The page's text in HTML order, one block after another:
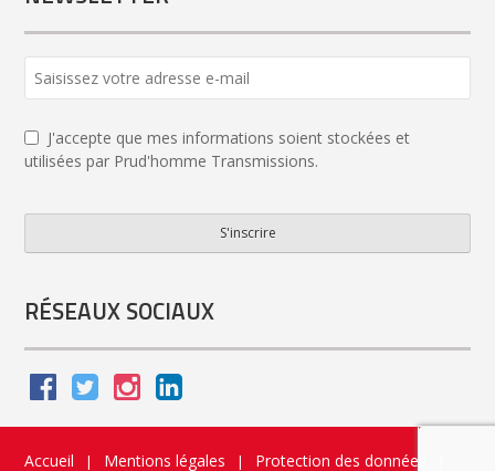
J'accepte que mes informations soient stockées et
utilisées par Prud'homme Transmissions.
S'inscrire
Address *
RÉSEAUX SOCIAUX
Accueil | Mentions légales | Protection des données